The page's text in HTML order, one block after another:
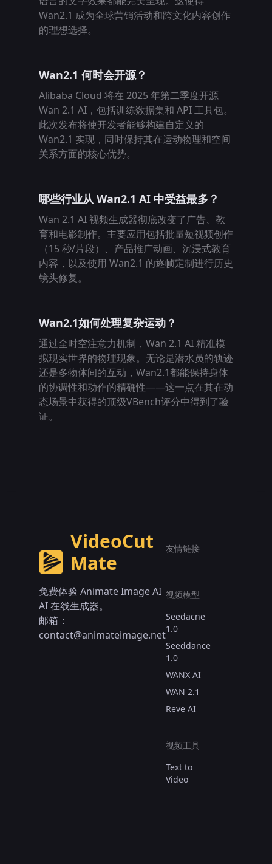
Wan2.1 成为全球营销活动和跨文化内容创作
的理想选择。
Wan2.1 何时会开源？
Alibaba Cloud 将在 2025 年第二季度开源
Wan 2.1 AI，包括训练数据集和 API 工具包。
此次发布将使开发者能够构建自定义的
Wan2.1 实现，同时保持其在运动物理和空间
关系方面的核心优势。
哪些行业从 Wan2.1 AI 中受益最多？
Wan 2.1 AI 视频生成器彻底改变了广告、教
育和电影制作。主要应用包括批量短视频创作
（15 秒/片段）、产品推广动画、沉浸式教育
内容，以及使用 Wan2.1 的逐帧定制进行历史
镜头修复。
Wan2.1如何处理复杂运动？
通过全时空注意力机制，Wan 2.1 AI 精准模
拟现实世界的物理现象。无论是潜水员的轨迹
还是多物体间的互动，Wan2.1都能保持身体
的协调性和动作的精确性——这一点在其在动
态场景中获得的顶级VBench评分中得到了验
证。
VideoCut
Mate
免费体验 Animate Image AI
AI 在线生成器。
邮箱：
contact@animateimage.net
友情链接
视频模型
Seedacne
1.0
Seeddance
1.0
WANX AI
WAN 2.1
Reve AI
视频工具
Text to
Video